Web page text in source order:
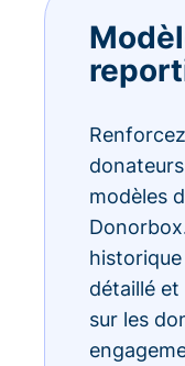
modèles
détaillé
sur les